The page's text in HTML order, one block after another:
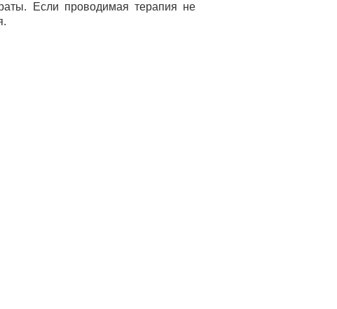
Если проводимая терапия не